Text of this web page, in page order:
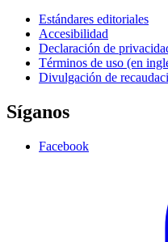
Estándares editoriales
Accesibilidad
Declaración de
Términos de uso (en
Divulgación de
Síganos
Facebook